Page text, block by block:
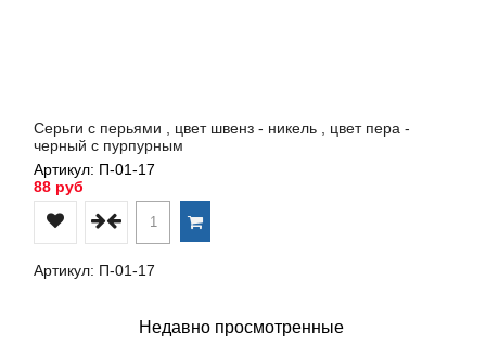
Серьги с перьями , цвет швенз - никель , цвет пера -
черный с пурпурным
Артикул: П-01-17
88 руб
Артикул: П-01-17
Недавно просмотренные